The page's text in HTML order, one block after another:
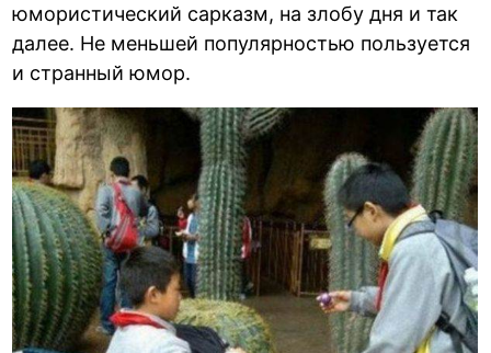
юмористический сарказм, на злобу дня и так
далее. Не меньшей популярностью пользуется
и странный юмор.